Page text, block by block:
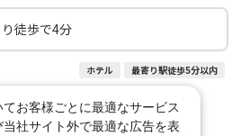
徒歩で4分
ホテル 最寄り駅徒歩5分以内
お客様ごとに最適なサービス
社サイト外で最適な広告を表